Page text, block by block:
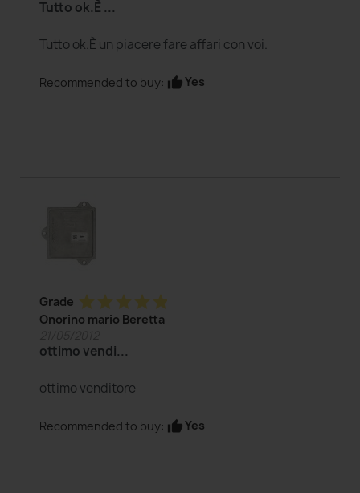
Tutto ok.È ...
Tutto ok.È un piacere fare affari con voi.
Recommended to buy: thumb_upYes
Grade star star star star star
Onorino mario Beretta
ottimo vendi...
ottimo venditore
Recommended to buy: thumb_upYes